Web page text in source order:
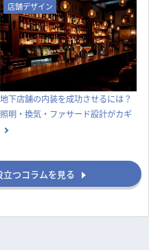
知識
ナフサショックで店舗開業が間に合
わない？内装費用高騰と工期遅延へ
店舗デザイン